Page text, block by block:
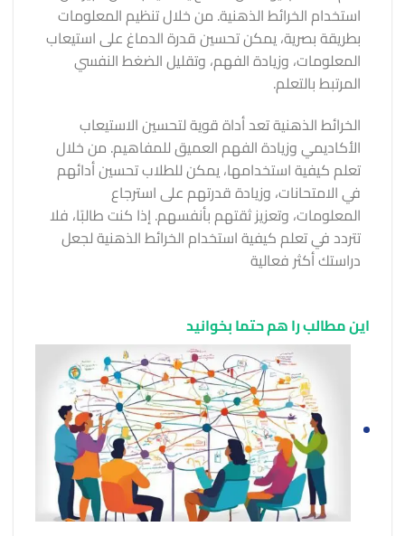
استخدام الخرائط الذهنية. من خلال تنظيم المعلومات
بطريقة بصرية، يمكن تحسين قدرة الدماغ على استيعاب
المعلومات، وزيادة الفهم، وتقليل الضغط النفسي
المرتبط بالتعلم.
الخرائط الذهنية تعد أداة قوية لتحسين الاستيعاب
الأكاديمي وزيادة الفهم العميق للمفاهيم. من خلال
تعلم كيفية استخدامها، يمكن للطلاب تحسين أدائهم
في الامتحانات، وزيادة قدرتهم على استرجاع
المعلومات، وتعزيز ثقتهم بأنفسهم. إذا كنت طالبًا، فلا
تتردد في تعلم كيفية استخدام الخرائط الذهنية لجعل
دراستك أكثر فعالية
این مطالب را هم حتما بخوانید